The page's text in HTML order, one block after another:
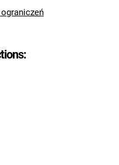
Samorządu
nr 18
Azotowych im.
nr 20-21
Samorządu